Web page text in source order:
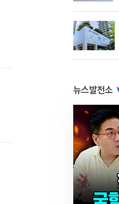
뉴스발전소